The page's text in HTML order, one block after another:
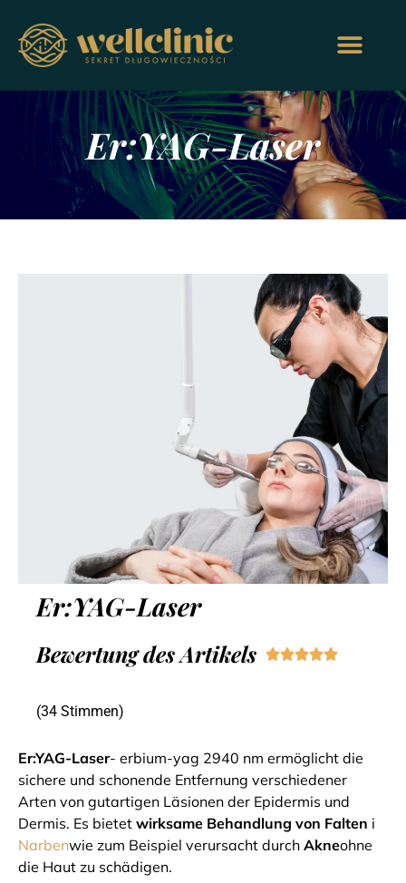
Er:YAG-Laser
Er:YAG-Laser
Bewertung des Artikels 
(34 Stimmen)
Er:YAG-Laser- erbium-yag 2940 nm ermöglicht die
sichere und schonende Entfernung verschiedener
Arten von gutartigen Läsionen der Epidermis und
Dermis. Es bietet wirksame Behandlung von Falten i
Narbenwie zum Beispiel verursacht durch Akneohne
die Haut zu schädigen.